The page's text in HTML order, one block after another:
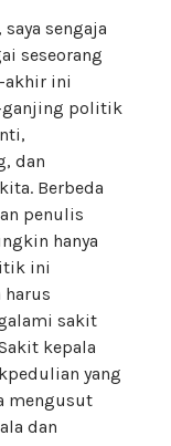
sengaja
seseorang
akhir ini
ganjing politik
dan
Berbeda
penulis
hanya
ini
harus
sakit
kepala
yang
mengusut
dan